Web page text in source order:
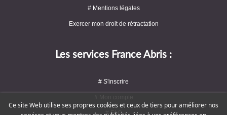
# Mentions légales
Exercer mon droit de rétractation
Les services France Abris :
# S'inscrire
# FAQ
Ce site Web utilise ses propres cookies et ceux de tiers pour améliorer nos